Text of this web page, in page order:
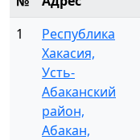
1
Республика
Хакасия,
Усть-
Абаканский
район,
Абакан,